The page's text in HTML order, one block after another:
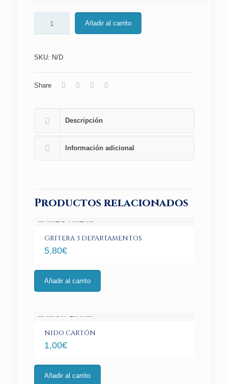
Añadir al carrito
SKU: N/D
Share
Descripción
Información adicional
Productos relacionados
GRITERA 3 DEPARTAMENTOS
5,80€
Añadir al carrito
NIDO CARTÓN
1,00€
Añadir al carrito